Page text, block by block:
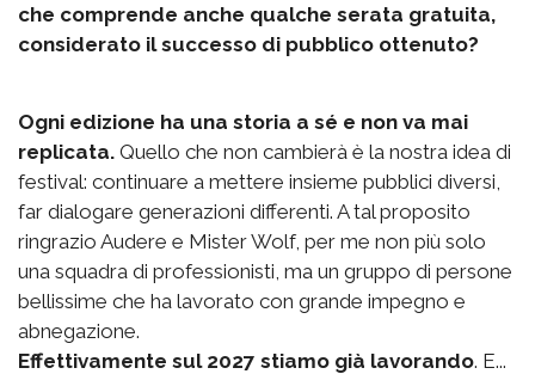
che comprende anche qualche serata gratuita,
considerato il successo di pubblico ottenuto?
Ogni edizione ha una storia a sé e non va mai
replicata. Quello che non cambierà è la nostra idea di
festival: continuare a mettere insieme pubblici diversi,
far dialogare generazioni differenti. A tal proposito
ringrazio Audere e Mister Wolf, per me non più solo
una squadra di professionisti, ma un gruppo di persone
bellissime che ha lavorato con grande impegno e
abnegazione.
Effettivamente sul 2027 stiamo già lavorando. E...